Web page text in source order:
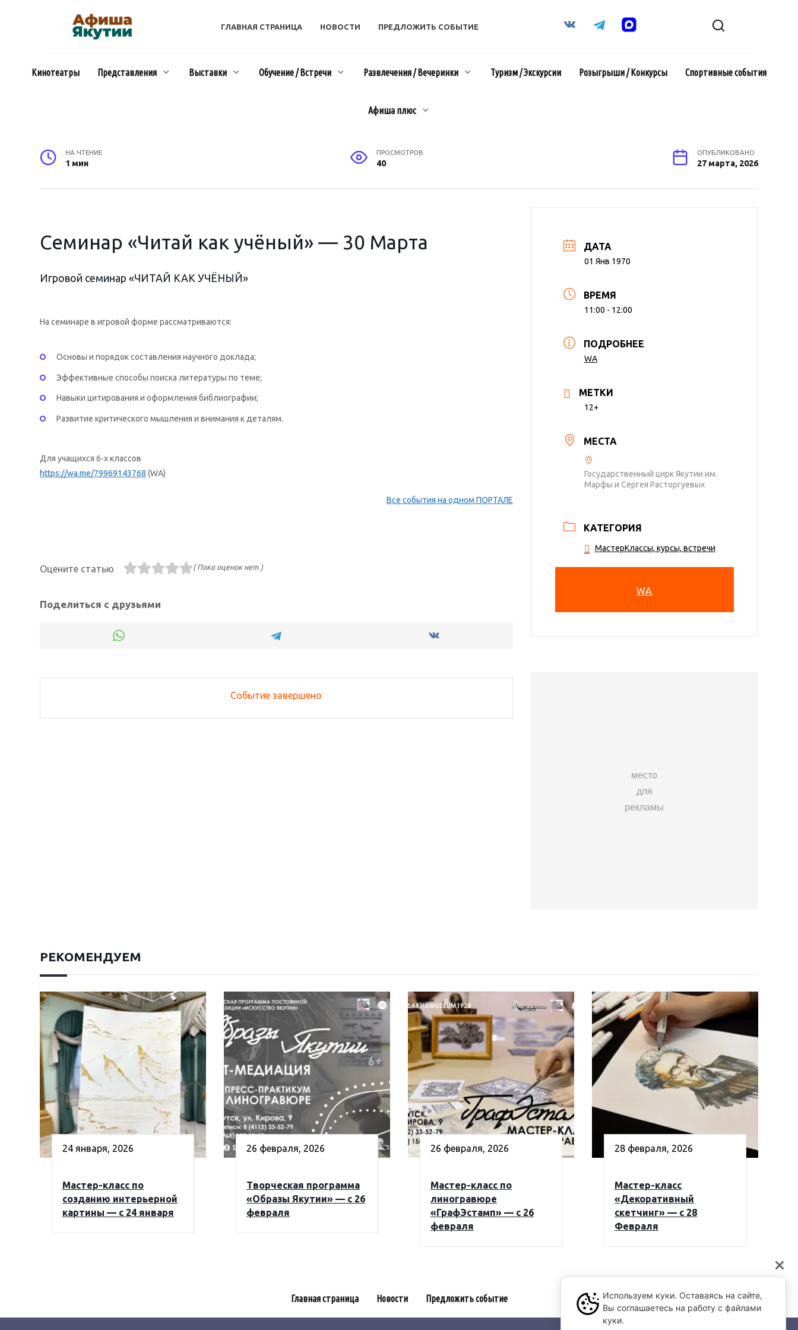
ГЛАВНАЯ СТРАНИЦА НОВОСТИ ПРЕДЛОЖИТЬ СОБЫТИЕ
Кинотеатры Представления Выставки Обучение / Встречи Развлечения / Вечеринки Туризм / Экскурсии Розыгрыши / Конкурсы Спортивные события
Афиша плюс
НА ЧТЕНИЕ
1 мин
ПРОСМОТРОВ
40
ОПУБЛИКОВАНО
27 марта, 2026
Семинар «Читай как учёный» — 30 Марта
Игровой семинар «ЧИТАЙ КАК УЧЁНЫЙ»
На семинаре в игровой форме рассматриваются:
Основы и порядок составления научного доклада;
Эффективные способы поиска литературы по теме;
Навыки цитирования и оформления библиографии;
Развитие критического мышления и внимания к деталям.
Для учащихся 6-х классов
https://wa.me/79969143768 (WA)
Все события на одном ПОРТАЛЕ
Оцените статью ( Пока оценок нет )
Поделиться с друзьями
Событие завершено
ДАТА
01 Янв 1970
ВРЕМЯ
11:00 - 12:00
ПОДРОБНЕЕ
WA
МЕТКИ
12+
МЕСТА
Государственный цирк Якутии им.
Марфы и Сергея Расторгуевых
КАТЕГОРИЯ
МастерКлассы, курсы, встречи
WA
место
для
рекламы
РЕКОМЕНДУЕМ
24 января, 2026
Мастер-класс по
созданию интерьерной
картины — с 24 января
26 февраля, 2026
Творческая программа
«Образы Якутии» — с 26
февраля
26 февраля, 2026
Мастер-класс по
линогравюре
«ГрафЭстамп» — с 26
февраля
28 февраля, 2026
Мастер-класс
«Декоративный
скетчинг» — с 28
Февраля
Главная страница Новости Предложить событие
Используем куки. Оставаясь на сайте,
Вы соглашаетесь на работу с файлами
куки.